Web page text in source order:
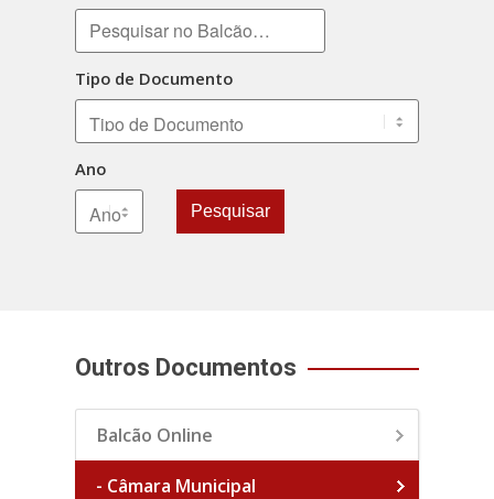
Tipo de Documento
Ano
Pesquisar
Outros Documentos
Balcão Online
- Câmara Municipal